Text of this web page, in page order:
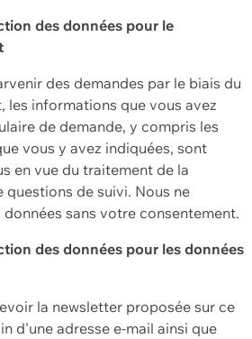
des données pour le
des demandes par le biais du
les informations que vous avez
de demande, y compris les
vous y avez indiquées, sont
en vue du traitement de la
questions de suivi. Nous ne
sans votre consentement.
des données pour les données
la newsletter proposée sur ce
d'une adresse e-mail ainsi que